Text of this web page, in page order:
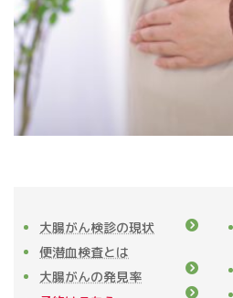
大腸がん検診の現状
便潜血検査とは
大腸がんの発見率